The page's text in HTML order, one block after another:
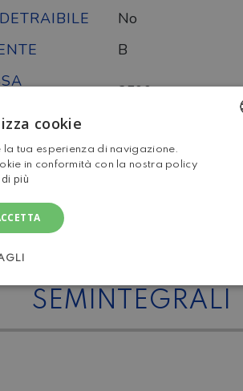
No
B
3500
SEMINTEGRALI
cookie
tua esperienza di navigazione.
in conformità con la nostra policy
di più